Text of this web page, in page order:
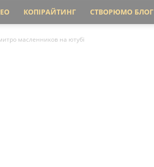
КОПІРАЙТИНГ СТВОРЮМО БЛОГ
масленников на ютубі